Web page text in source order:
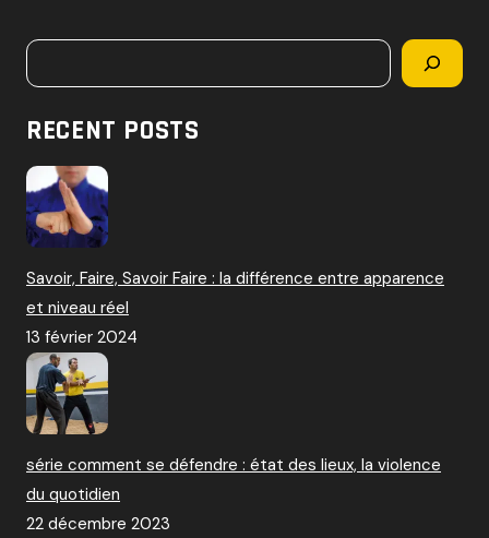
r
Rechercher
RECENT POSTS
Savoir, Faire, Savoir Faire : la différence entre apparence
et niveau réel
13 février 2024
série comment se défendre : état des lieux, la violence
du quotidien
22 décembre 2023